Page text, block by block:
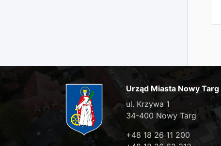
Urząd Miasta Nowy Targ
ul. Krzywa 1
34-400 Nowy Targ
+48 18 26 11 200